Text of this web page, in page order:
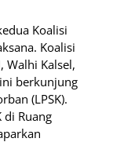
Koalisi
Koalisi
Walhi Kalsel,
ini berkunjung
(LPSK).
di Ruang